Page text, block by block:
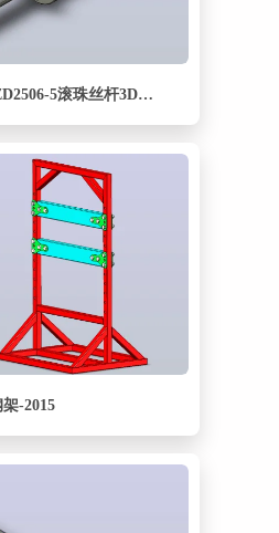
CMFZD2506-5滚珠丝杆3D模型
-2015